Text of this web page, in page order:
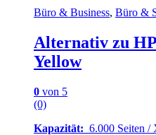
Büro & Business, Büro &
Alternativ zu
Yellow
0 von 5
(0)
Kapazität: 6.000 Seiten /